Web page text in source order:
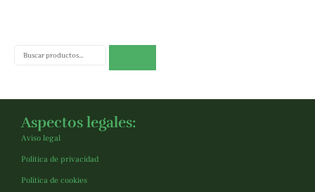
Aspectos legales:
Aviso legal
Política de privacidad
Política de cookies